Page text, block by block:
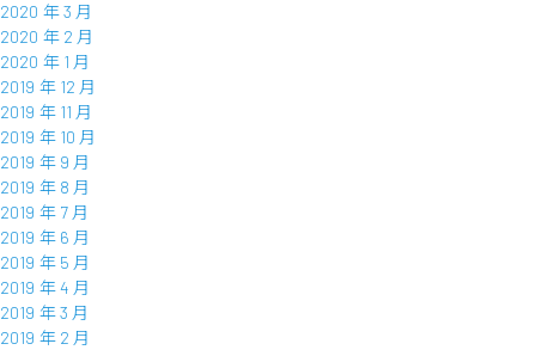
2020 年 3 月
2020 年 2 月
2020 年 1 月
2019 年 12 月
2019 年 11 月
2019 年 10 月
2019 年 9 月
2019 年 8 月
2019 年 7 月
2019 年 6 月
2019 年 5 月
2019 年 4 月
2019 年 3 月
2019 年 2 月